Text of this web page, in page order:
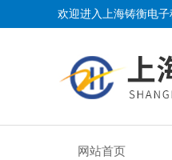
欢迎进入上海铸衡电子
网站首页